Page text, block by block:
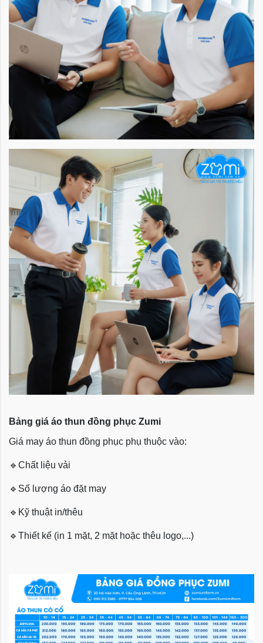
Bảng giá áo thun đồng phục Zumi
Giá may áo thun đồng phục phụ thuộc vào:
🔹 Chất liệu vải
🔹 Số lượng áo đặt may
🔹 Kỹ thuật in/thêu
🔹 Thiết kế (in 1 mặt, 2 mặt hoặc thêu logo,...)